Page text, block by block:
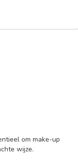
om make-up
wijze.